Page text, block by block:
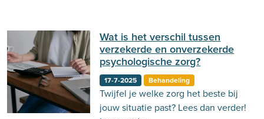
Wat is het verschil tussen
verzekerde en onverzekerde
psychologische zorg?
17-7-2025 Behandeling
Twijfel je welke zorg het beste bij
jouw situatie past? Lees dan verder!